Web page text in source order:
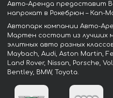
Авто-Аренда предоставит
напрокат в Рокебрюн – Кап-
Автопарк компании Авто-
Мартен состоит из лучших
элитных авто разных
Maybach, Audi, Aston Martin,
Land Rover, Nissan, Porsche,
Bentley, BMW, Toyota.